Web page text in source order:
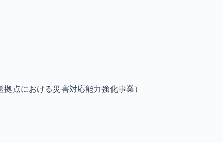
点における災害対応能力強化事業）